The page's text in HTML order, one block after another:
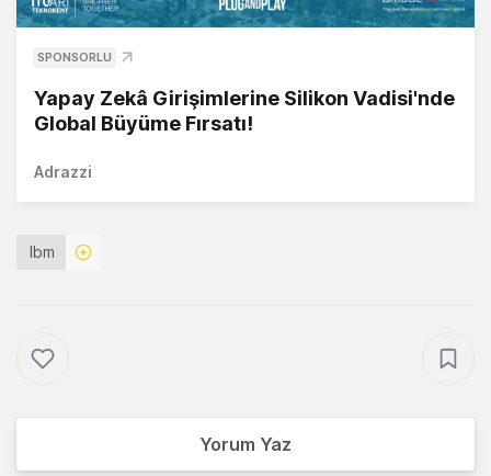
SPONSORLU
Yapay Zekâ Girişimlerine Silikon Vadisi'nde
Global Büyüme Fırsatı!
Adrazzi
Ibm
Yorum Yaz